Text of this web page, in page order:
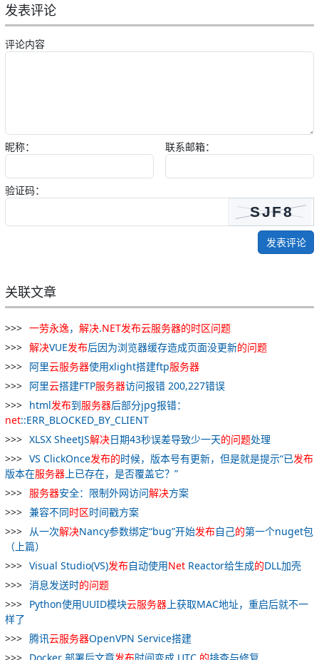
发表评论
评论内容
昵称： 联系邮箱：
验证码：
发表评论
关联文章
一劳永逸， 解决.NET发布云服务器的时区问题
解决VUE发布后因为浏览器缓存造成页面没更新的问题
阿里云服务器使用xlight搭建ftp服务器
阿里云搭建FTP服务器访问报错 200,227错误
html发布到服务器后部分jpg报错：
net::ERR_BLOCKED_BY_CLIENT
XLSX SheetJS解决日期43秒误差导致少一天的问题处理
VS ClickOnce发布的时候，版本号有更新，但是就是提示“已发布
版本在服务器 上已存在，是否覆盖它？”
服务器安全：限制外网访问解决方案
兼容不同时区时间戳方案
从一次解决Nancy参数绑定“bug”开始发布自己的第一个nuget包
（上篇）
Visual Studio(VS)发布自动使用Net Reactor给生成的DLL加壳
消息发送时的问题
Python使用UUID模块云服务器 上获取MAC地址，重启后就不一
样了
腾讯云服务器OpenVPN Service搭建